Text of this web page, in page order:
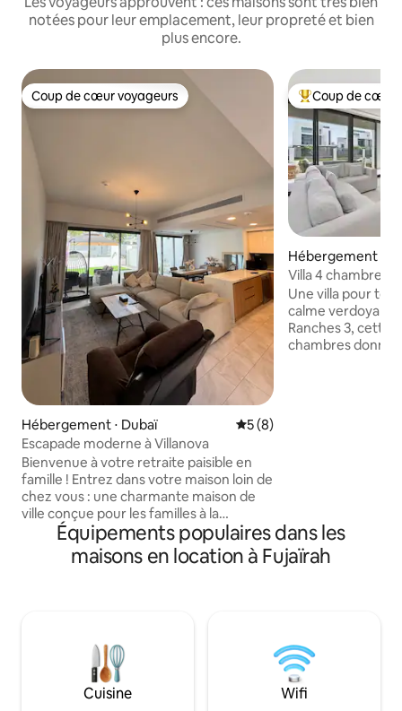
notées pour leur emplacement, leur propreté et bien
plus encore.
Coup de cœur voyageurs
Coup de cœur voyageurs
Hébergement ⋅ Dubaï Évaluation moyenne sur
5 (8)
Escapade moderne à Villanova
Bienvenue à votre retraite paisible en
famille ! Entrez dans votre maison loin de
chez vous : une charmante maison de
ville conçue pour les familles à la
recherche de confort, d'intimité et de
tranquillité. Nichée dans un quartier
paisible de La Rosa 3, Villanova, notre
confortables, une cuisine entièrement
équipée et un espace extérieur sûr pour
que les enfants puissent jouer, la villa est
parfaite pour les familles qui cherchent à
Coups de cœur
Coup de cœur
Hébergement ⋅
Villa 4 chambres
Arabian Ranches 3
Une villa pour
calme verdoyant
Ranches 3, cette
chambres donne
Barbecue pour
Jusqu'à 14
Famille
Équipements populaires dans les
maisons en location à Fujaïrah
Cuisine Wifi